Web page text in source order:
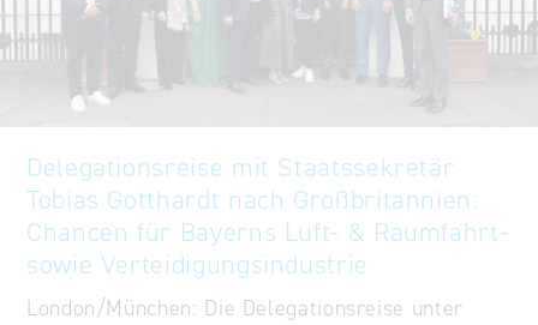
Delegationsreise mit Staatssekretär
Tobias Gotthardt nach Großbritannien:
Chancen für Bayerns Luft- & Raumfahrt-
sowie Verteidigungsindustrie
London/München: Die Delegationsreise unter